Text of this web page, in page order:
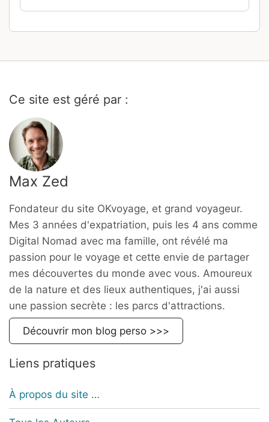
Ce site est géré par :
Max Zed
Fondateur du site OKvoyage, et grand voyageur.
Mes 3 années d'expatriation, puis les 4 ans comme
Digital Nomad avec ma famille, ont révélé ma
passion pour le voyage et cette envie de partager
mes découvertes du monde avec vous. Amoureux
de la nature et des lieux authentiques, j'ai aussi
une passion secrète : les parcs d'attractions.
Découvrir mon blog perso >>>
Liens pratiques
À propos du site …